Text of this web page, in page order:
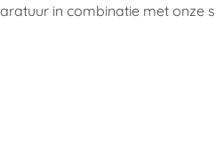
in combinatie met onze